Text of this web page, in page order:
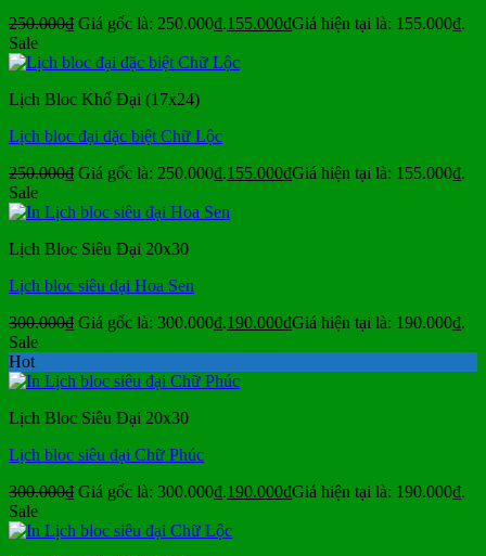
250.000₫ Giá gốc là: 250.000₫.155.000₫Giá hiện tại là: 155.000₫.
Sale
Lịch Bloc Khổ Đại (17x24)
Lịch bloc đại đặc biệt Chữ Lộc
250.000₫ Giá gốc là: 250.000₫.155.000₫Giá hiện tại là: 155.000₫.
Sale
Lịch Bloc Siêu Đại 20x30
Lịch bloc siêu đại Hoa Sen
300.000₫ Giá gốc là: 300.000₫.190.000₫Giá hiện tại là: 190.000₫.
Sale
Hot
Lịch Bloc Siêu Đại 20x30
Lịch bloc siêu đại Chữ Phúc
300.000₫ Giá gốc là: 300.000₫.190.000₫Giá hiện tại là: 190.000₫.
Sale